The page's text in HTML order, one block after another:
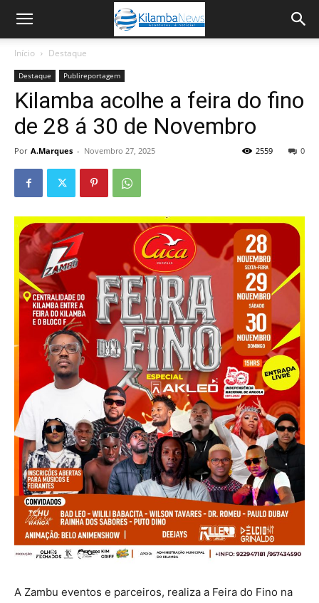
Início Destaque
Destaque Publireportagem
Kilamba acolhe a feira do fino
de 28 á 30 de Novembro
Por A.Marques - Novembro 27, 2025 0
2559
A Zambu eventos e parceiros, realiza a Feira do Fino na